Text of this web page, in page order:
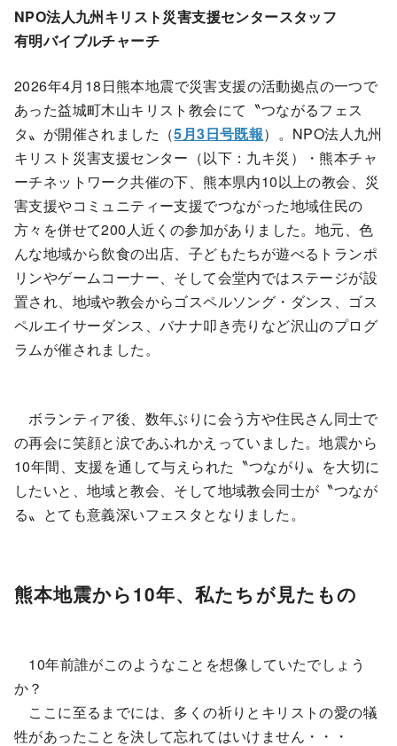
NPO法人九州キリスト災害支援センタースタッフ
有明バイブルチャーチ
2026年4月18日熊本地震で災害支援の活動拠点の一つで
あった益城町木山キリスト教会にて〝つながるフェス
タ〟が開催されました（5月3日号既報）。NPO法人九州
キリスト災害支援センター（以下：九キ災）・熊本チャ
ーチネットワーク共催の下、熊本県内10以上の教会、災
害支援やコミュニティー支援でつながった地域住民の
方々を併せて200人近くの参加がありました。地元、色
んな地域から飲食の出店、子どもたちが遊べるトランポ
リンやゲームコーナー、そして会堂内ではステージが設
置され、地域や教会からゴスペルソング・ダンス、ゴス
ペルエイサーダンス、バナナ叩き売りなど沢山のプログ
ラムが催されました。
ボランティア後、数年ぶりに会う方や住民さん同士で
の再会に笑顔と涙であふれかえっていました。地震から
10年間、支援を通して与えられた〝つながり〟を大切に
したいと、地域と教会、そして地域教会同士が〝つなが
る〟とても意義深いフェスタとなりました。
熊本地震から10年、私たちが見たもの
10年前誰がこのようなことを想像していたでしょう
か？
ここに至るまでには、多くの祈りとキリストの愛の犠
牲があったことを決して忘れてはいけません・・・